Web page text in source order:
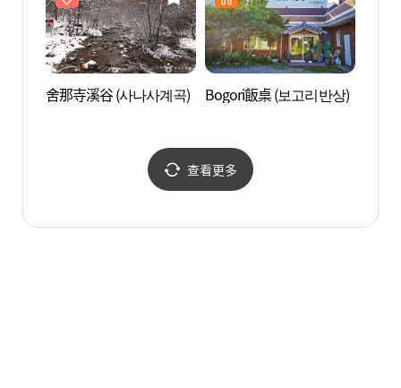
舍那寺溪谷 (사나사계곡) Bogori飯桌 (보고리반상)
查看更多